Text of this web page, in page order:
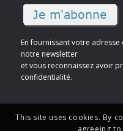
En fournissant votre
notre newsletter
et vous reconnaissez avoir
confidentialité.
This site uses cookies. By